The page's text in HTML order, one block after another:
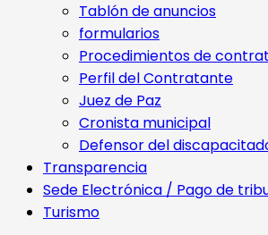
Tablón de anuncios
formularios
Procedimientos de
Perfil del Contratante
Juez de Paz
Cronista municipal
Defensor del
Transparencia
Sede Electrónica / Pago de
Turismo